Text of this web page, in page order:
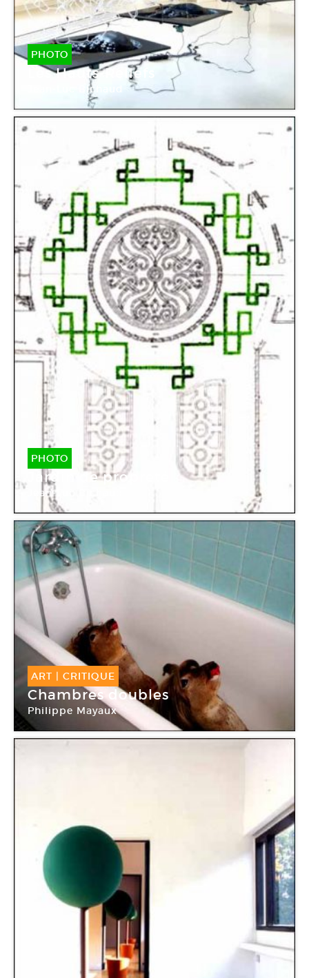
PHOTO
Les Hauts-Reliefs
Jean-Luc Bichaud
PHOTO
Jardin de propreté
Jean-Luc Bichaud
ART | CRITIQUE
Chambres doubles
Philippe Mayaux
Galerie Alain Le Gaillard